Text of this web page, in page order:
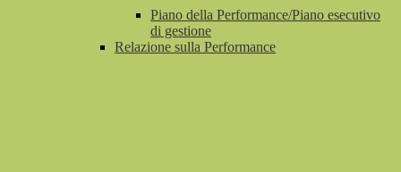
Piano della Performance/Piano esecutivo
di gestione
Relazione sulla Performance